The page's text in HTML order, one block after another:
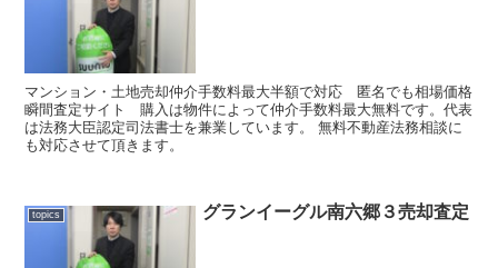
マンション・土地売却仲介手数料最大半額で対応 匿名でも相場価格
瞬間査定サイト 購入は物件によって仲介手数料最大無料です。代表
は法務大臣認定司法書士を兼業しています。 無料不動産法務相談に
も対応させて頂きます。
topics グランイーグル南六郷３売却査定